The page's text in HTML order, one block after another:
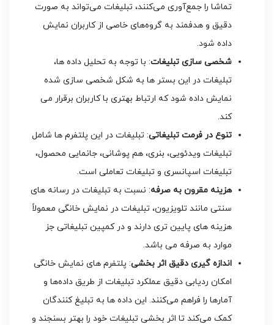
تماشا را جمع‌آوری می‌کنند، تبلیغات می‌تواند به صورت
دقیق و هدفمند به گروه‌های خاصی از کاربران نمایش
داده شود.
شخصی‌ سازی تبلیغات: با توجه به تحلیل داده‌ ها،
تبلیغات در این بستر ها به شکل شخصی ‌سازی شده
نمایش داده شود که ارتباط بهتری با کاربران برقرار می
‌کند.
تنوع در فرمت تبلیغاتی: تبلیغات در این پلتفرم ‌ها شامل
تبلیغات ویدئویی، بنری، هم ‌پوشانی، جانمایی محصول،
تبلیغات اسپانسری و تبلیغات تعاملی است.
هزینه مقرون ‌به ‌صرفه: نسبت به تبلیغات در رسانه‌ های
سنتی مانند تلویزیون، تبلیغات در نمایش خانگی معمولاً
هزینه‌ های پایین ‌تری دارند و در کمپین تبلیغاتی جز
موارد به صرفه می باشد.
اندازه ‌گیری دقیق اثر بخشی: پلتفرم‌ های نمایش خانگی
امکان ردیابی دقیق عملکرد تبلیغات از طریق داده‌ها و
آمارها را فراهم می‌کنند. این داده‌ ها به تبلیغ‌ کنندگان
کمک می‌کند تا اثر بخشی تبلیغات خود را بهتر بسنجند و